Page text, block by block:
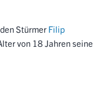
Stürmer Filip
von 18 Jahren seine